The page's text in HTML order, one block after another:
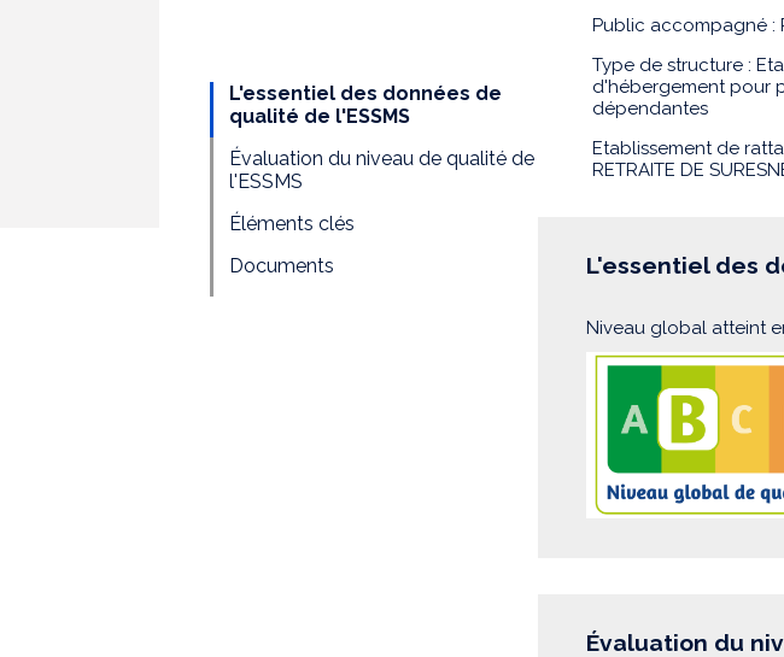
L'essentiel des données de
qualité de l'ESSMS
Évaluation du niveau de qualité de
l'ESSMS
Éléments clés
Documents
Public accompagné :
Type de structure :
d'hébergement pour
dépendantes
Etablissement de
RETRAITE DE
L'essentiel des
Niveau global atteint
Évaluation du